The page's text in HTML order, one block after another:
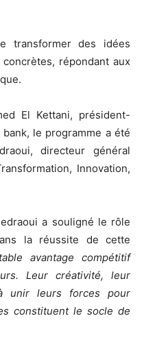
transformer des idées
répondant aux
El Kettani, président-
le programme a été
directeur général
Innovation,
a souligné le rôle
la réussite de cette
avantage compétitif
Leur créativité, leur
unir leurs forces pour
constituent le socle de